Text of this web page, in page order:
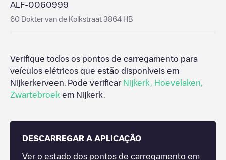
ALF-0060999
60 Dokter van de Kolkstraat 3864 HB
Verifique todos os pontos de carregamento para
veículos elétricos que estão disponíveis em
Nijkerkerveen . Pode verificar Nijkerk Hoevelaken
Zwartebroek em Nijkerk
DESCARREGAR A APLICAÇÃO
Ver o estado dos pontos de carregamento em